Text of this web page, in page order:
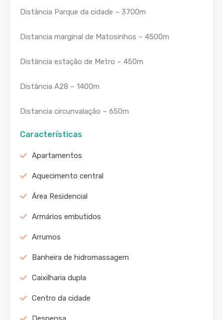
Distância Parque da cidade – 3700m
Distancia marginal de Matosinhos – 4500m
Distância estação de Metro – 450m
Distância A28 – 1400m
Distancia circunvalação – 650m
Características
Apartamentos
Aquecimento central
Área Residencial
Armários embutidos
Arrumos
Banheira de hidromassagem
Caixilharia dupla
Centro da cidade